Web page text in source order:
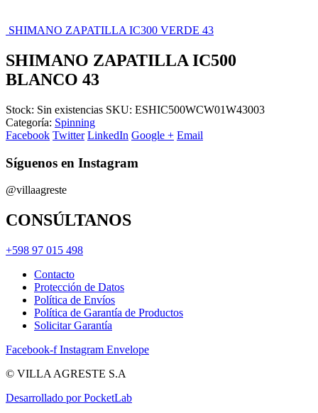
SHIMANO ZAPATILLA IC300 VERDE 43
SHIMANO ZAPATILLA IC500
BLANCO 43
Stock: Sin existencias SKU: ESHIC500WCW01W43003
Categoría: Spinning
Facebook Twitter LinkedIn Google + Email
Síguenos en Instagram
@villaagreste
CONSÚLTANOS
+598 97 015 498
Contacto
Protección de Datos
Política de Envíos
Política de Garantía de Productos
Solicitar Garantía
Facebook-f Instagram Envelope
© VILLA AGRESTE S.A
Desarrollado por PocketLab